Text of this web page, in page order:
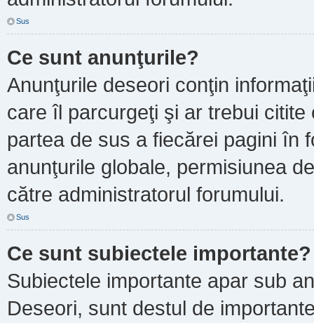
Sus
Ce sunt anunţurile?
Anunţurile deseori conţin
care îl parcurgeţi şi ar trebui
partea de sus a fiecărei pagini în
anunţurile globale, permisiunea
către administratorul forumului.
Sus
Ce sunt subiectele importante?
Subiectele importante apar sub
Deseori, sunt destul de